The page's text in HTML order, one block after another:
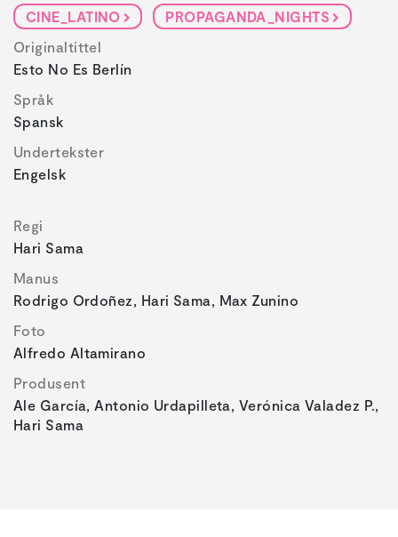
CINE_LATINO
PROPAGANDA_NIGHTS
Originaltittel
Esto No Es Berlín
Språk
Spansk
Undertekster
Engelsk
Regi
Hari Sama
Manus
Rodrigo Ordoñez, Hari Sama, Max Zunino
Foto
Alfredo Altamirano
Produsent
Ale García, Antonio Urdapilleta, Verónica Valadez P.,
Hari Sama